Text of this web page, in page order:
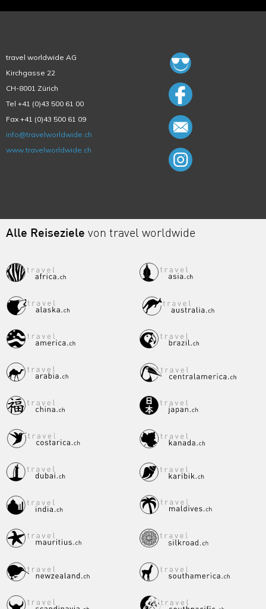
travel worldwide AG
Kirchgasse 22
CH-8001 Zürich
Tel +41 (0)43 500 61 00
Fax +41 (0)43 500 61 09
info@travelworldwide.ch
www.travelworldwide.ch
Alle Reiseziele von travel worldwide